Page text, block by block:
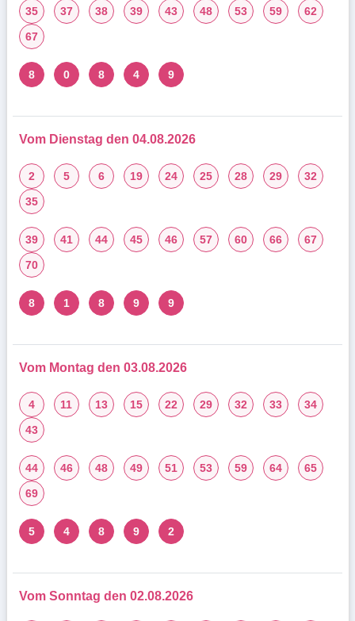
35 37 38 39 43 48 53 59
62
67
8 0 8 4 9
Vom Dienstag den 04.08.2026
2 5 6 19 24 25 28 29
32
35
39 41 44 45 46 57 60 66
67
70
8 1 8 9 9
Vom Montag den 03.08.2026
4 11 13 15 22 29 32 33
34
43
44 46 48 49 51 53 59 64
65
69
5 4 8 9 2
Vom Sonntag den 02.08.2026